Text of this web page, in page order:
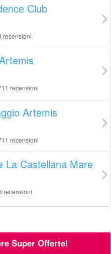
Club
recensioni
recensioni
Artemis
recensioni
La Castellana Mare
recensioni
Super Offerte!